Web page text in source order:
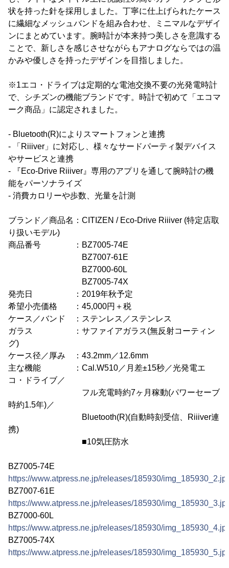
状を持った針を採用しました。丁寧に仕上げられたケース
に繊細なメッシュバンドを組み合わせ、ミニマルなデザイ
ンにまとめています。腕時計が本来持つ美しさを意識する
ことで、新しさを感じさせながらもアナログならではの温
かみや優しさを持ったデザインを目指しました。
※1エコ・ドライブは定期的な電池交換不要の光発電時計
で、シチズンの機能ブランドです。時計で初めて「エコマ
ーク商品」に認定されました。
- Bluetooth(R)によりスマートフォンと連携
- 「Riiiver」に対応し、様々なサードパーティ製デバイス
やサービスと連携
- 『Eco-Drive Riiiver』専用のアプリを通して腕時計の機
能をパーソナライズ
- 消費カロリーや歩数、光量を計測
ブランド／商品名：CITIZEN / Eco-Drive Riiiver (特定店取
り扱いモデル)
商品番号 ：BZ7005-74E
BZ7007-61E
BZ7000-60L
BZ7005-74X
発売日 ：2019年秋予定
希望小売価格 ：45,000円＋税
ケース／バンド ：ステンレス／ステンレス
ガラス ：サファイアガラス(無反射コーティン
グ)
ケース径／厚み ：43.2mm／12.6mm
主な機能 ：Cal.W510／月差±15秒／光発電エ
コ・ドライブ／
フル充電時約7ヶ月稼動(パワーセーブ
時約1.5年)／
Bluetooth(R)(自動時刻受信、Riiiver連
携)
■10気圧防水
BZ7005-74E
https://www.atpress.ne.jp/releases/185930/
BZ7007-61E
https://www.atpress.ne.jp/releases/185930/
BZ7000-60L
https://www.atpress.ne.jp/releases/185930/
BZ7005-74X
https://www.atpress.ne.jp/releases/185930/